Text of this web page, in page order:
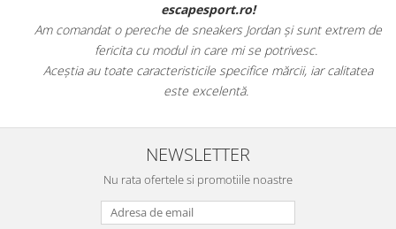
escapesport.ro!
Am comandat o pereche de sneakers Jordan și sunt extrem de
fericita cu modul in care mi se potrivesc.
Aceștia au toate caracteristicile specifice mărcii, iar calitatea
este excelentă.
NEWSLETTER
Nu rata ofertele si promotiile noastre